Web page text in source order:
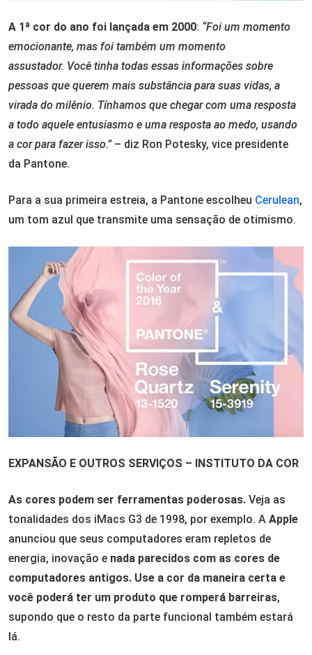
A 1ª cor do ano foi lançada em 2000: “Foi um momento
emocionante, mas foi também um momento
assustador. Você tinha todas essas informações sobre
pessoas que querem mais substância para suas vidas, a
virada do milênio. Tínhamos que chegar com uma resposta
a todo aquele entusiasmo e uma resposta ao medo, usando
a cor para fazer isso.”– diz Ron Potesky, vice presidente
da Pantone.
Para a sua primeira estreia, a Pantone escolheu Cerulean,
um tom azul que transmite uma sensação de otimismo.
EXPANSÃO E OUTROS SERVIÇOS – INSTITUTO DA COR
As cores podem ser ferramentas poderosas. Veja as
tonalidades dos iMacs G3 de 1998, por exemplo. A Apple
anunciou que seus computadores eram repletos de
energia, inovação e nada parecidos com as cores de
computadores antigos. Use a cor da maneira certa e
você poderá ter um produto que romperá barreiras,
supondo que o resto da parte funcional também estará
lá.